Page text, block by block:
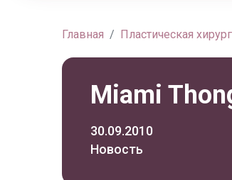
Главная Пластическая
Miami
30.09.2010
Новость